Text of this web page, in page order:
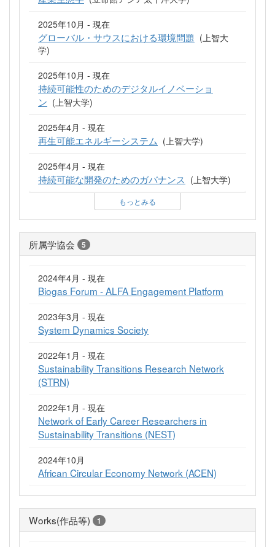
2025年10月 - 現在
グローバル・サウスにおける環境問題 (上智大
学)
2025年10月 - 現在
持続可能性のためのデジタルイノベーショ
ン (上智大学)
2025年4月 - 現在
再生可能エネルギーシステム (上智大学)
2025年4月 - 現在
持続可能な開発のためのガバナンス (上智大学)
もっとみる
所属学協会 5
2024年4月 - 現在
Biogas Forum - ALFA Engagement Platform
2023年3月 - 現在
System Dynamics Society
2022年1月 - 現在
Sustainability Transitions Research Network
(STRN)
2022年1月 - 現在
Network of Early Career Researchers in
Sustainability Transitions (NEST)
2024年10月
African Circular Economy Network (ACEN)
Works(作品等) 1